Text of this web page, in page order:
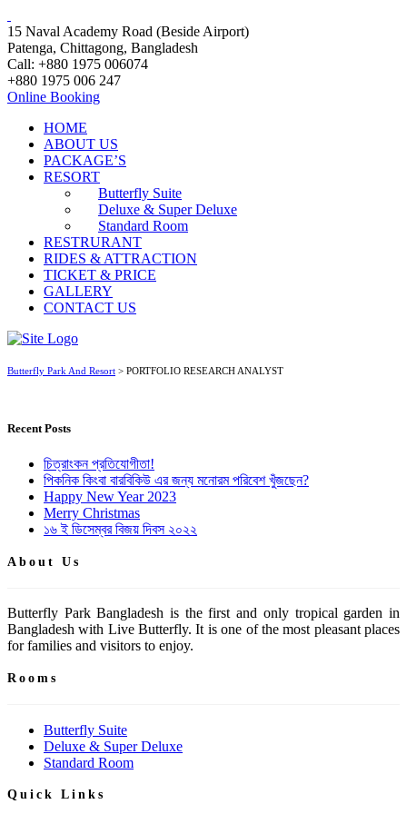
15 Naval Academy Road (Beside Airport)
Patenga, Chittagong, Bangladesh
Call: +880 1975 006074
+880 1975 006 247
Online Booking
HOME
ABOUT US
PACKAGE’S
RESORT
Butterfly Suite
Deluxe & Super Deluxe
Standard Room
RESTRURANT
RIDES & ATTRACTION
TICKET & PRICE
GALLERY
CONTACT US
Butterfly Park And Resort > PORTFOLIO RESEARCH ANALYST
Recent Posts
চিত্রাংকন প্রতিযোগীতা!
পিকনিক কিংবা বারবিকিউ এর জন্য মনোরম পরিবেশ খুঁজছেন?
Happy New Year 2023
Merry Christmas
১৬ ই ডিসেম্বর বিজয় দিবস ২০২২
About Us
Butterfly Park Bangladesh is the first and only tropical garden in
Bangladesh with Live Butterfly. It is one of the most pleasant places
for families and visitors to enjoy.
Rooms
Butterfly Suite
Deluxe & Super Deluxe
Standard Room
Quick Links